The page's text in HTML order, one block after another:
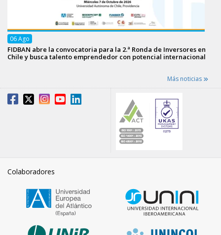
06Ago
FIDBAN abre la convocatoria para la 2.ª Ronda de Inversores en
Chile y busca talento emprendedor con potencial internacional
Más noticias
Colaboradores